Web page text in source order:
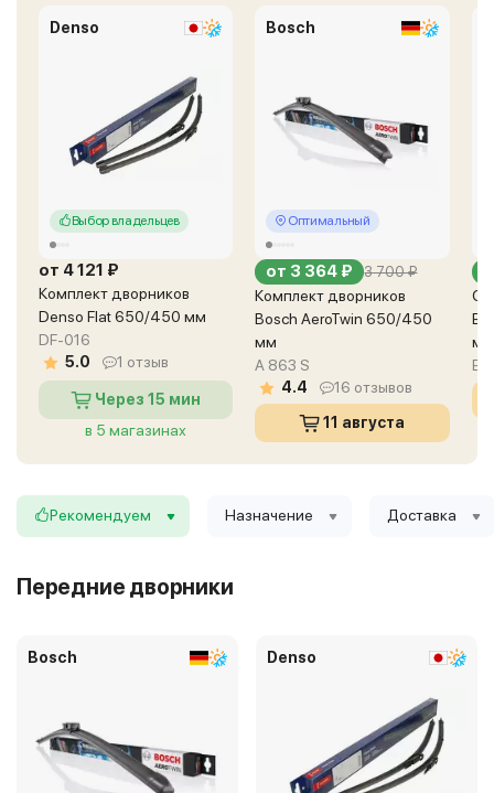
Denso
Выбор владельцев
от 4 121 ₽
Комплект дворников
Denso Flat 650/450 мм
DF-016
5.0
1 отзыв
Через 15 мин
в 5 магазинах
Bosch
Оптимальный
от 3 364 ₽ 3 700 ₽
Комплект дворников
Bosch AeroTwin 650/450
мм
A 863 S
4.4
16 отзывов
11 августа
мм
Рекомендуем Назначение Доставка
Передние дворники
Bosch Denso